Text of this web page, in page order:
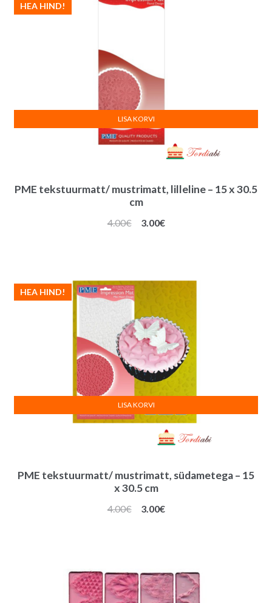
:
PME tekstuurmatt/ mustrimatt, lilleline – 15 x 30.5
cm
HEA HIND!
4.00€
Algne
3.00€Praegune
LISA KORVI
PME tekstuurmatt/ mustrimatt, südametega – 15
x 30.5 cm
HEA HIND!
4.00€
Algne
3.00€Praegune
LISA KORVI